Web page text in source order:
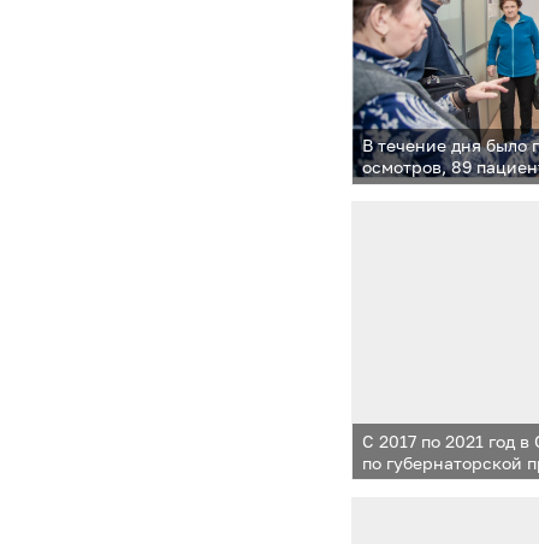
В течение дня было
осмотров, 89
медицинскую
С 2017 по 2021 год
по губернаторской
отремонтировано